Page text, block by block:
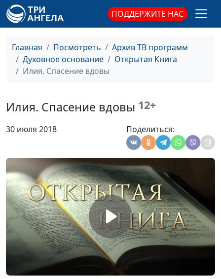
ПОДДЕРЖИТЕ НАС
Главная Посмотреть
Архив ТВ программ
Духовное основание
Открытая Книга
Илия. Спасение вдовы
Илия. Спасение вдовы 12+
30 июля 2018 Поделиться:
Елисей. Полнота Святого
Духа
Юлия Синицына,
Василий Стефанив,
магистр богословия
Елисей. Живительный
магистр богословия
Елисей. Дух вдвойне
Юлия Синицына,
Василий Стефанив,
священнослужитель,
Призвание Елисея
Юлия Синицына,
Василий Стефанив,
священнослужитель,
магистр богословия
Илия. Веяние тихого ветра
Юлия Синицына,
Василий Стефанив,
священнослужитель,
магистр богословия